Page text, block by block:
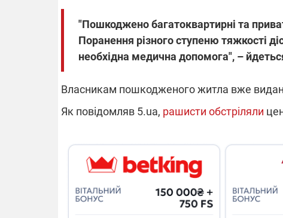
"Пошкоджено багатоквартирні та
Поранення різного ступеню тяжкості
необхідна медична допомога", –
Власникам пошкодженого житла вже
Як повідомляв 5.ua, рашисти обстріляли
08.09.2025 12:09
"Машинерію
виграй
Dodge
14.11.2025 17:15
"Око та щит":
РЕБ і пікапи –
збір коштів на
одразу чотирьох
бригад ЗСУ